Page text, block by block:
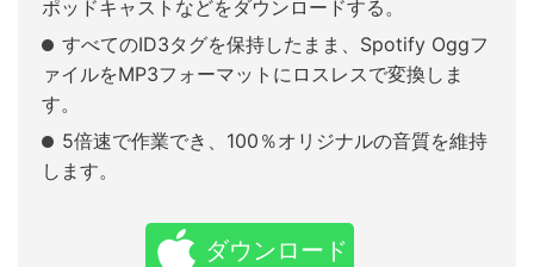
ポッドキャストなどをダウンロードする。
すべてのID3タグを保持したまま、Spotify Oggフ
ァイルをMP3フォーマットにロスレスで変換しま
す。
5倍速で作業でき、100％オリジナルの音質を維持
します。
ダウンロード